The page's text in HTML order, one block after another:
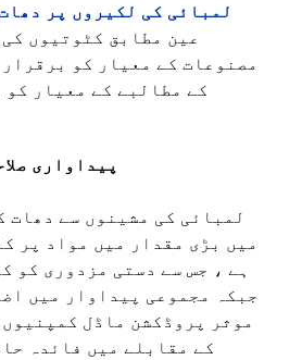
لمبائی کی لکیروں پر
عین مطابق کٹوتیوں کی
مصنوعات کے معیار کو
کے مطالبے کے معیار کو
2. پیداواری
لمبائی کی مشینوں سے دھات
میں بڑی مقدار میں مواد پر
ہے ، جس سے دستی مزدوری کو
جبکہ مجموعی پیداوار میں
موثر پروڈکشن ماڈل
کے مقابلے میں فائدہ